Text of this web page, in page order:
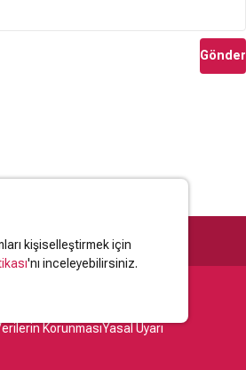
Gönder
kişiselleştirmek için
'nı inceleyebilirsiniz.
KorunmasıYasal Uyarı